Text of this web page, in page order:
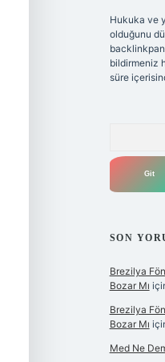
Hukuka ve
olduğunu
bildirmeniz
süre
SON
Brezilya
Bozar Mı
Brezilya
Bozar Mı
Med Ne